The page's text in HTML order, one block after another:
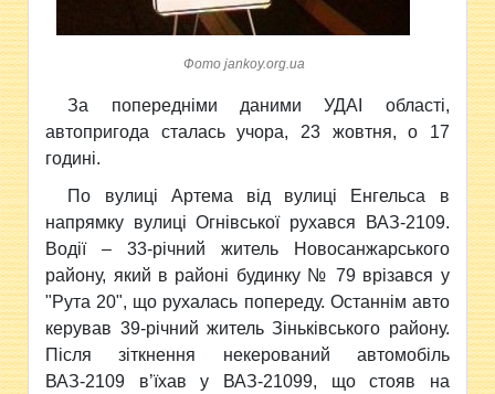
Фото jankoy.org.ua
За попередніми даними УДАІ області,
автопригода сталась учора, 23 жовтня, о 17
годині.
По вулиці Артема від вулиці Енгельса в
напрямку вулиці Огнівської рухався ВАЗ-2109.
Водії – 33-річний житель Новосанжарського
району, який в районі будинку № 79 врізався у
"Рута 20", що рухалась попереду. Останнім авто
керував 39-річний житель Зіньківського району.
Після зіткнення некерований автомобіль
ВАЗ-2109 в’їхав у ВАЗ-21099, що стояв на